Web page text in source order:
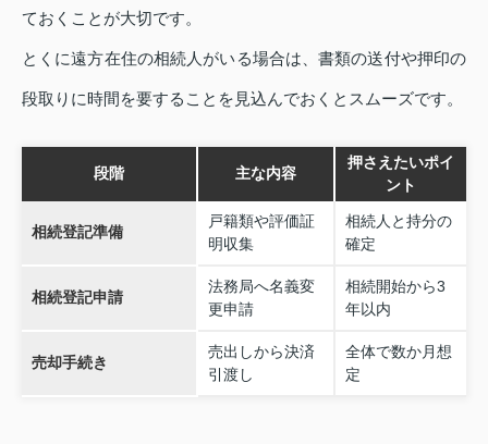
ておくことが大切です。
とくに遠方在住の相続人がいる場合は、書類の送付や押印の
段取りに時間を要することを見込んでおくとスムーズです。
段階 主な内容
押さえたいポイ
ント
相続登記準備
戸籍類や評価証
明収集
相続人と持分の
確定
相続登記申請
法務局へ名義変
更申請
相続開始から3
年以内
売却手続き
売出しから決済
引渡し
全体で数か月想
定